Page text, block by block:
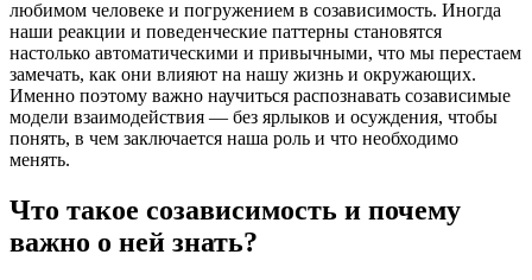
любимом человеке и погружением в созависимость. Иногда
наши реакции и поведенческие паттерны становятся
настолько автоматическими и привычными, что мы перестаем
замечать, как они влияют на нашу жизнь и окружающих.
Именно поэтому важно научиться распознавать созависимые
модели взаимодействия — без ярлыков и осуждения, чтобы
понять, в чем заключается наша роль и что необходимо
менять.
Что такое созависимость и почему
важно о ней знать?